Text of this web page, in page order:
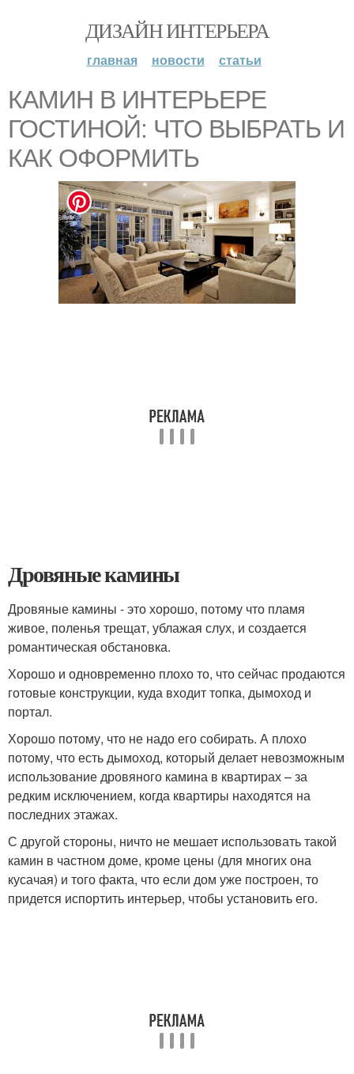
ДИЗАЙН ИНТЕРЬЕРА
главная новости статьи
КАМИН В ИНТЕРЬЕРЕ
ГОСТИНОЙ: ЧТО ВЫБРАТЬ И
КАК ОФОРМИТЬ
Дровяные камины
Дровяные камины - это хорошо, потому что пламя
живое, поленья трещат, ублажая слух, и создается
романтическая обстановка.
Хорошо и одновременно плохо то, что сейчас продаются
готовые конструкции, куда входит топка, дымоход и
портал.
Хорошо потому, что не надо его собирать. А плохо
потому, что есть дымоход, который делает невозможным
использование дровяного камина в квартирах – за
редким исключением, когда квартиры находятся на
последних этажах.
С другой стороны, ничто не мешает использовать такой
камин в частном доме, кроме цены (для многих она
кусачая) и того факта, что если дом уже построен, то
придется испортить интерьер, чтобы установить его.